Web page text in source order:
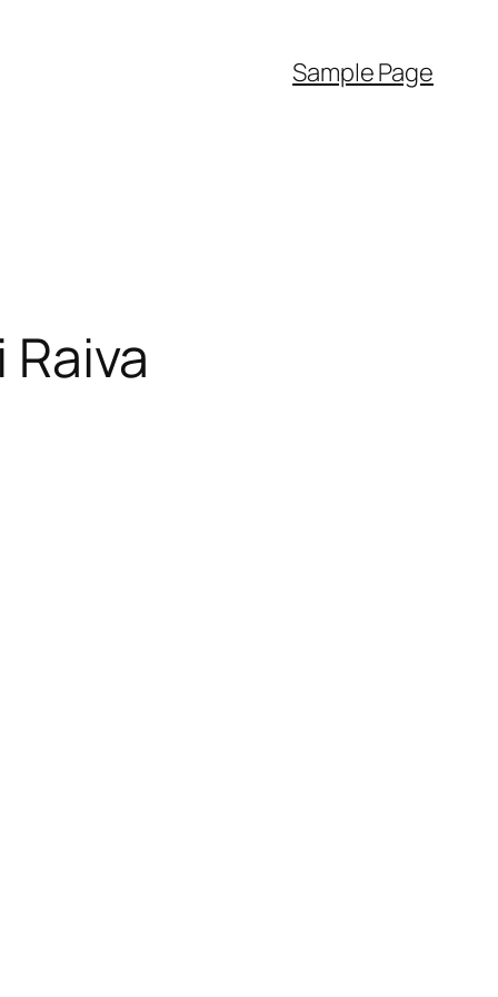
Sample Page